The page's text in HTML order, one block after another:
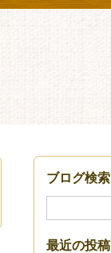
ブログ検索
最近の投稿